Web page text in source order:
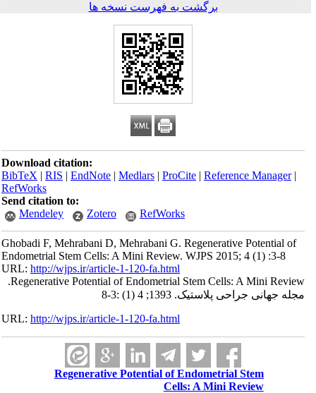
برگشت به فهرست نسخه ها
Download citation:
BibTeX|RIS|EndNote|Medlars|ProCite|Reference Manager
RefWorks
Send citation to:
Mendeley
Zotero RefWorks
Ghobadi F, Mehrabani D, Mehrabani G. Regenerative Potential of
Endometrial Stem Cells: A Mini Review. WJPS 2015; 4 (1) :3-8
URL:http://wjps.ir/article-1-120-fa.html
Regenerative Potential of Endometrial Stem Cells: A Mini Review.
مجله جهانی جراحی پلاستیک. 1393; 4 (1) :3-8
URL:http://wjps.ir/article-1-120-fa.html
Regenerative Potential of Endometrial Stem
Cells: A Mini Review